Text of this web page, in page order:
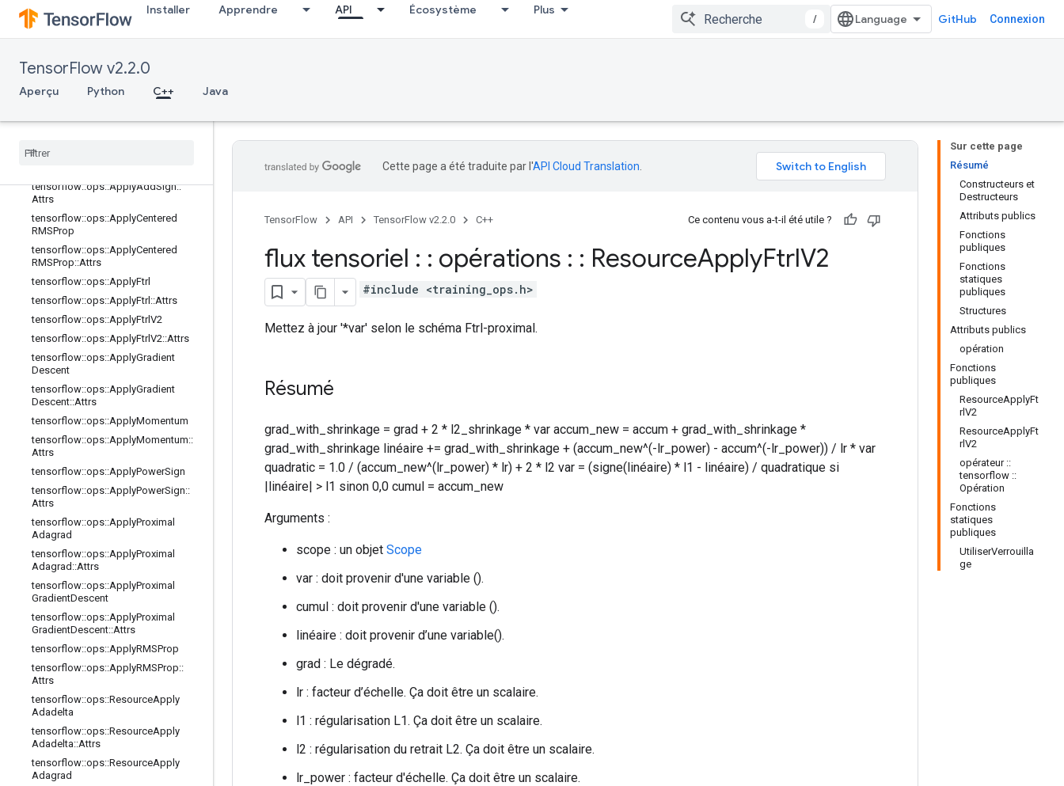
Installer Apprendre API Écosystème Plus
/ GitHub Connexion
TensorFlow v2.2.0
Aperçu Python C++ Java
s
tensorflow::ops::ApplyAdagrad
tensorflow::ops::ApplyAdagradDA::
tensorflow
tensorflow::ops::ApplyAddSign::
Attrs
tensorflow::ops::ApplyCentered
RMSProp
tensorflow::ops::ApplyCentered
RMSProp::Attrs
tensorflow::ops::ApplyFtrl
tensorflow::ops::ApplyFtrl ::Attrs
tensorflow::ops::ApplyFtrlV2
tensorflow::ops::ApplyFtrlV2::Attrs
tensorflow::ops::ApplyGradient
Descent
tensorflow::ops::ApplyGradient
Descent::Attrs
tensorflow::ops::ApplyMomentum
tensorflow::ops::ApplyMomentum::
Attrs
tensorflow::ops::ApplyPowerSign
tensorflow::ops::ApplyPowerSign::
Attrs
tensorflow::ops::ApplyProximal
Adagrad
tensorflow::ops::ApplyProximal
Adagrad ::Attrs
tensorflow::ops::ApplyProximal
GradientDescent
tensorflow::ops::ApplyProximal
GradientDescent::Attrs
tensorflow::ops::ApplyRMSProp
tensorflow::ops::ApplyRMSProp::
Attrs
tensorflow::ops::ResourceApply
Adadelta
tensorflow::ops::ResourceApply
Adadelta::Attrs
tensorflow::ops::ResourceApply
Adagrad
Sur cette page
Résumé
Constructeurs et
Destructeurs
Attributs publics
Fonctions
publiques
Fonctions
statiques
publiques
Structures
Attributs publics
opération
Fonctions
publiques
ResourceApplyFt
rlV2
ResourceApplyFt
rlV2
opérateur ::
tensorflow ::
Opération
Fonctions
statiques
publiques
UtiliserVerrouilla
ge
Cette page a été traduite par l'API Cloud Translation
TensorFlow API TensorFlow v2.2.0 C++ Ce contenu vous a-t-il été utile ?
flux tensoriel : : opérations : : ResourceApplyFtrlV2
#include <training_ops.h>
Mettez à jour '*var' selon le schéma Ftrl-proximal.
Résumé
grad_with_shrinkage = grad + 2 * l2_shrinkage * var accum_new = accum + grad_with_shrinkage *
grad_with_shrinkage linéaire += grad_with_shrinkage + (accum_new^(-lr_power) - accum^(-lr_power)) / lr * var
quadratic = 1.0 / (accum_new^(lr_power) * lr) + 2 * l2 var = (signe(linéaire) * l1 - linéaire) / quadratique si
|linéaire| > l1 sinon 0,0 cumul = accum_new
Arguments :
scope : un objet Scope
var : doit provenir d'une variable ().
cumul : doit provenir d'une variable ().
linéaire : doit provenir d’une variable().
grad : Le dégradé.
lr : facteur d’échelle. Ça doit être un scalaire.
l1 : régularisation L1. Ça doit être un scalaire.
l2 : régularisation du retrait L2. Ça doit être un scalaire.
lr_power : facteur d'échelle. Ça doit être un scalaire.